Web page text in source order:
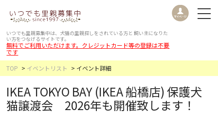
いつでも里親募集中は、犬猫の里親探しをされている方と 飼い主になりた
い方をつなげるサイトです。
無料でご利用いただけます。クレジットカード等の登録は不要
です
TOP
イベントリスト イベント詳細
IKEA TOKYO BAY (IKEA 船橋店) 保護犬
猫譲渡会 2026年も開催致します！